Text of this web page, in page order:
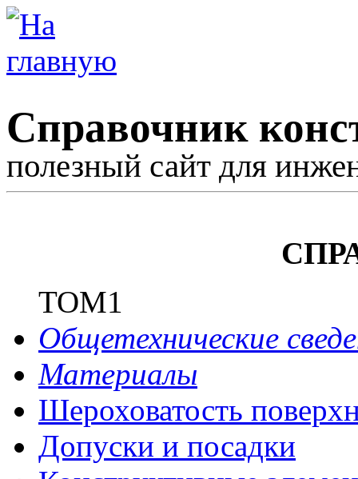
Справочник
полезный сайт для
ТОМ1
Общетехнические
Материалы
Шероховатость
Допуски и посадки